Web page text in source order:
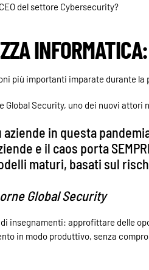
del settore Cybersecurity?
più importanti imparate durante la
Global Security, uno dei nuovi
aziende in questa
e il caos porta
maturi, basati sul
Global Security
insegnamenti: approfittare delle
in modo produttivo, senza